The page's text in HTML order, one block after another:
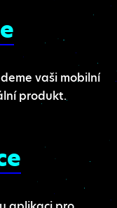
vaši mobilní
produkt.